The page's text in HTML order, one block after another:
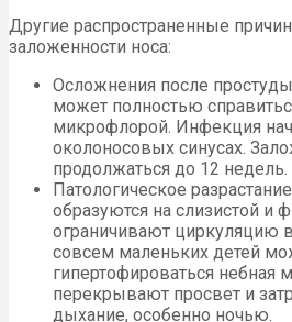
Другие распространенные
заложенности носа:
Осложнения после
может полностью
микрофлорой. Инфекция
околоносовых синусах.
продолжаться до 12 недель.
Патологическое
образуются на слизистой и
ограничивают циркуляцию
совсем маленьких детей
гипертофироваться небная
перекрывают просвет и
дыхание, особенно ночью.